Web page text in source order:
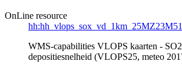
OnLine resource
WMS-capabilities VLOPS kaarten -
depositiesnelheid (VLOPS25, meteo